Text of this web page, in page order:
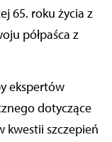
65. roku życia z
półpaśca z
ekspertów
dotyczące
kwestii szczepień